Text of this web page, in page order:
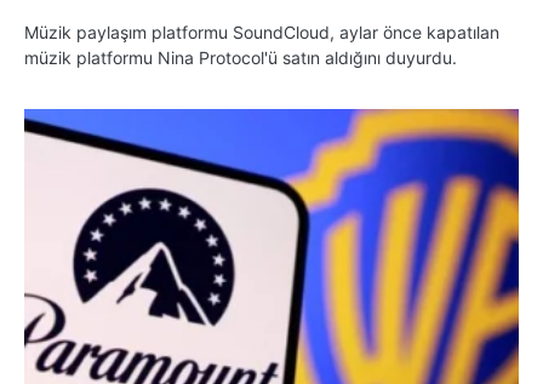
Müzik paylaşım platformu SoundCloud, aylar önce kapatılan
müzik platformu Nina Protocol'ü satın aldığını duyurdu.